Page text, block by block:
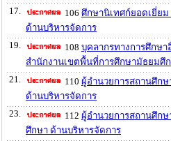
17.
106 ศึกษานิเทศก์ยอดเยี่ย
ด้านบริหารจัดการ
19.
108 บุคลากรทางการศึกษา
สำนักงานเขตพื้นที่การศึกษามัธยมศึ
21.
110 ผู้อำนวยการสถานศึก
ด้านบริหารจัดการ
23.
112 ผู้อำนวยการสถานศึกษ
ศึกษา ด้านบริหารจัดการ